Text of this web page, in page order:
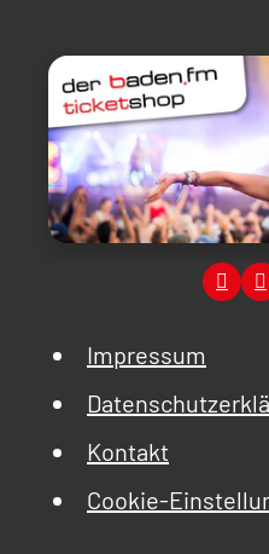
Impressum
Kontakt
Cookie-